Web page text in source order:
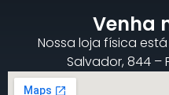
Venha
Nossa loja física
Salvador, 844 –